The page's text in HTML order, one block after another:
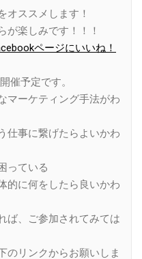
オススメします！
が楽しみです！！！
ページにいいね！
催予定です。
ーケティング手法がわ
事に繋げたらよいかわ
っている
に何をしたら良いかわ
ば、ご参加されてみては
のリンクからお願いしま